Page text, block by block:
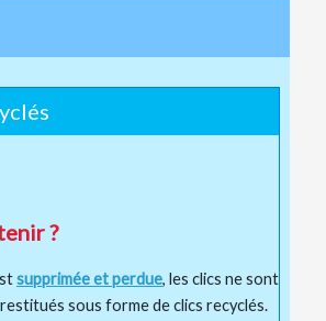
?
supprimée et perdue, les clics ne sont
sous forme de clics recyclés.